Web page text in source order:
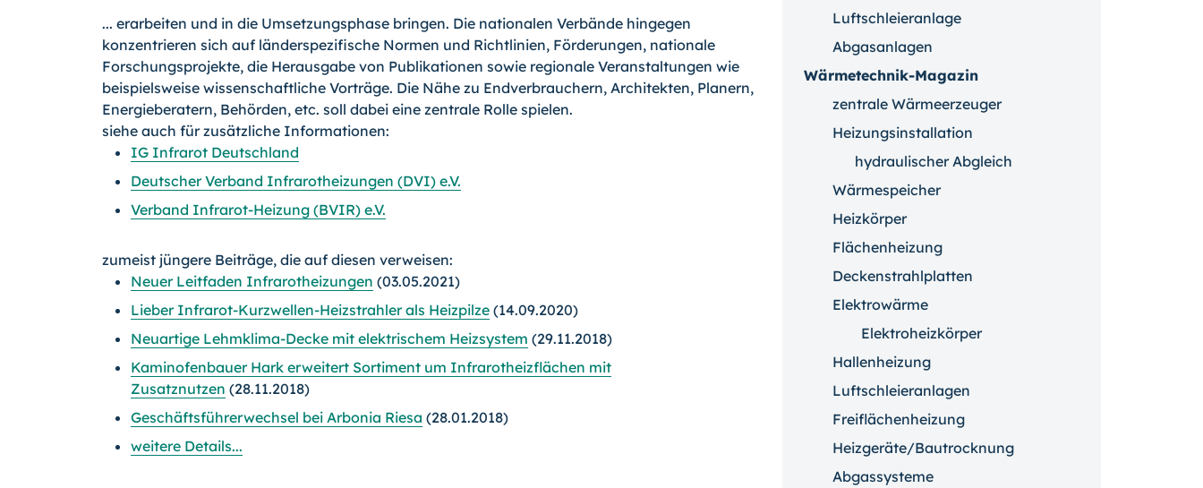
... erarbeiten und in die Umsetzungsphase bringen. Die nationalen Verbände hingegen
konzentrieren sich auf länderspezifische Normen und Richtlinien, Förderungen, nationale
Forschungsprojekte, die Herausgabe von Publikationen sowie regionale Veranstaltungen wie
beispielsweise wissenschaftliche Vorträge. Die Nähe zu Endverbrauchern, Architekten, Planern,
Energieberatern, Behörden, etc. soll dabei eine zentrale Rolle spielen.
siehe auch für zusätzliche Informationen:
IG Infrarot Deutschland
Deutscher Verband Infrarotheizungen (DVI) e.V.
Verband Infrarot-Heizung (BVIR) e.V.
zumeist jüngere Beiträge, die auf diesen verweisen:
Neuer Leitfaden Infrarotheizungen (03.05.2021)
Lieber Infrarot-Kurzwellen-Heizstrahler als Heizpilze (14.09.2020)
Neuartige Lehmklima-Decke mit elektrischem Heizsystem (29.11.2018)
Kaminofenbauer Hark erweitert Sortiment um Infrarotheizflächen mit
Zusatznutzen (28.11.2018)
Geschäftsführerwechsel bei Arbonia Riesa (28.01.2018)
weitere Details...
Luftschleieranlage
Abgasanlagen
Wärmetechnik-Magazin
zentrale Wärmeerzeuger
Heizungsinstallation
hydraulischer Abgleich
Wärmespeicher
Heizkörper
Flächenheizung
Deckenstrahlplatten
Elektrowärme
Elektroheizkörper
Hallenheizung
Luftschleieranlagen
Freiflächenheizung
Heizgeräte/Bautrocknung
Abgassysteme